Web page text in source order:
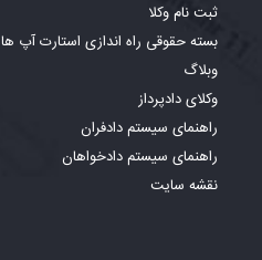
ثبت نام وکلا
بسته حقوقی راه اندازی استارت آپ ها
وبلاگ
وکلای دادپرداز
راهنمای سیستم دادفران
راهنمای سیستم دادخواهان
نقشه سایت